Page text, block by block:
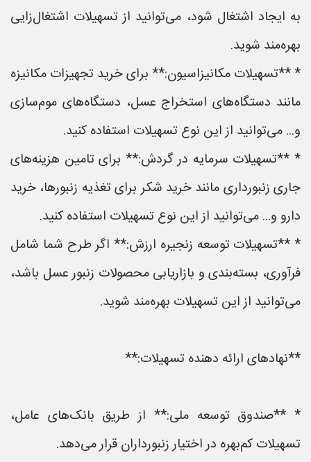
به ایجاد اشتغال شود، می‌توانید از تسهیلات اشتغال‌زایی
بهره‌مند شوید.
* **تسهیلات مکانیزاسیون:** برای خرید تجهیزات مکانیزه
مانند دستگاه‌های استخراج عسل، دستگاه‌های موم‌سازی
و... می‌توانید از این نوع تسهیلات استفاده کنید.
* **تسهیلات سرمایه در گردش:** برای تامین هزینه‌های
جاری زنبورداری مانند خرید شکر برای تغذیه زنبورها، خرید
دارو و... می‌توانید از این نوع تسهیلات استفاده کنید.
* **تسهیلات توسعه زنجیره ارزش:** اگر طرح شما شامل
فرآوری، بسته‌بندی و بازاریابی محصولات زنبور عسل باشد،
می‌توانید از این تسهیلات بهره‌مند شوید.
**نهادهای ارائه دهنده تسهیلات:**
* **صندوق توسعه ملی:** از طریق بانک‌های عامل،
تسهیلات کم‌بهره در اختیار زنبورداران قرار می‌دهد.